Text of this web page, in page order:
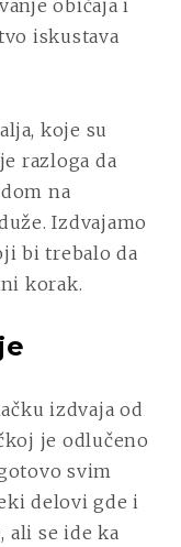
običaja i
iskustava
koje su
razloga da
na
Izdvajamo
bi trebalo da
korak.
izdvaja od
je odlučeno
svim
delovi gde i
ali se ide ka